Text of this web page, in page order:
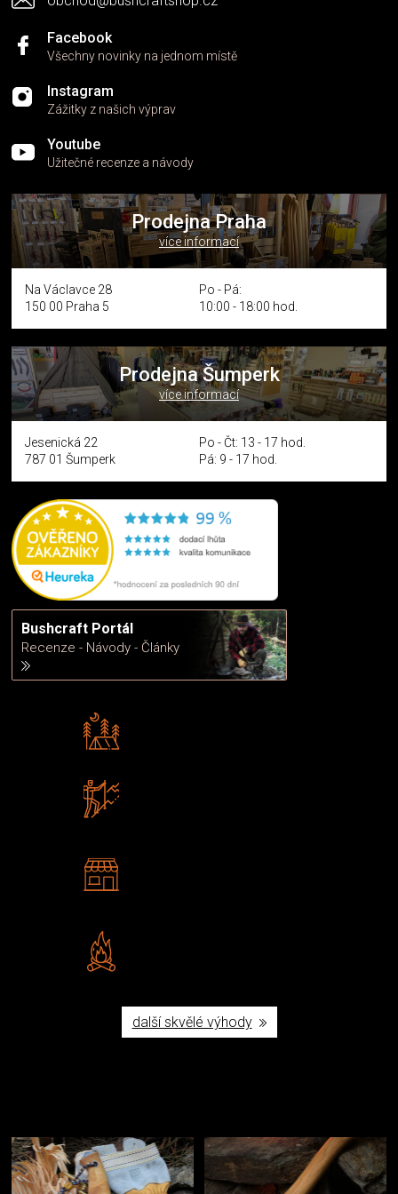
Facebook
Všechny novinky na jednom místě
Instagram
Zážitky z našich výprav
Youtube
Užitečné recenze a návody
Prodejna Praha
více informací
Na Václavce 28
150 00 Praha 5
Po - Pá:
10:00 - 18:00 hod.
Prodejna Šumperk
více informací
Jesenická 22
787 01 Šumperk
Po - Čt: 13 - 17 hod.
Pá: 9 - 17 hod.
Bushcraft Portál
Recenze - Návody - Články
další skvělé výhody